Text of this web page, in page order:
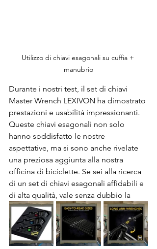
Utilizzo di chiavi esagonali su cuffia +
manubrio
Durante i nostri test, il set di chiavi
Master Wrench LEXIVON ha dimostrato
prestazioni e usabilità impressionanti.
Queste chiavi esagonali non solo
hanno soddisfatto le nostre
aspettative, ma si sono anche rivelate
una preziosa aggiunta alla nostra
officina di biciclette. Se sei alla ricerca
di un set di chiavi esagonali affidabili e
di alta qualità, vale senza dubbio la